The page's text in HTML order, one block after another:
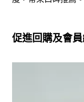
促進回購及會